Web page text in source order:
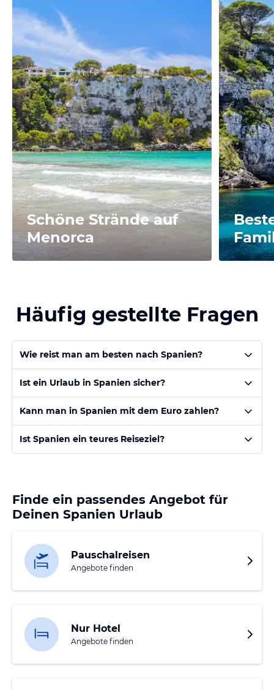
Schöne Strände auf
Menorca
Häufig gestellte Fragen
Wie reist man am besten nach Spanien?
Ist ein Urlaub in Spanien sicher?
Kann man in Spanien mit dem Euro zahlen?
Ist Spanien ein teures Reiseziel?
Finde ein passendes Angebot für
Deinen Spanien Urlaub
Pauschalreisen
Angebote finden
Nur Hotel
Angebote finden